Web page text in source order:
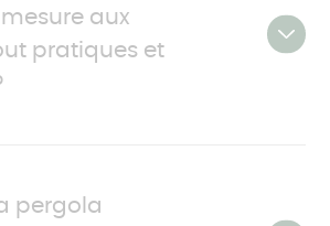
au milieu de votre jardin
Elle aura alors la fonction
aux
pratiques et
permet de disposer son mobilier
pergola